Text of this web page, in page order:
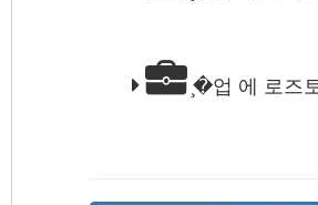
̧�업 에 로즈